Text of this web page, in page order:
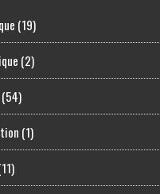
(19)
(2)
(1)